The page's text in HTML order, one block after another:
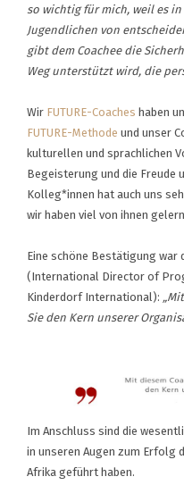
so wichtig für mich, weil es
Jugendlichen von
gibt dem Coachee die
Weg unterstützt wird, die
Wir FUTURE-Coaches haben
FUTURE-Methode und unser
kulturellen und sprachlichen
Begeisterung und die Freude
Kolleg*innen hat auch uns
wir haben viel von ihnen
Eine schöne Bestätigung war
(International Director of
Kinderdorf International):
Sie den Kern unserer
Im Anschluss sind die
in unseren Augen zum Erfolg
Afrika geführt haben.